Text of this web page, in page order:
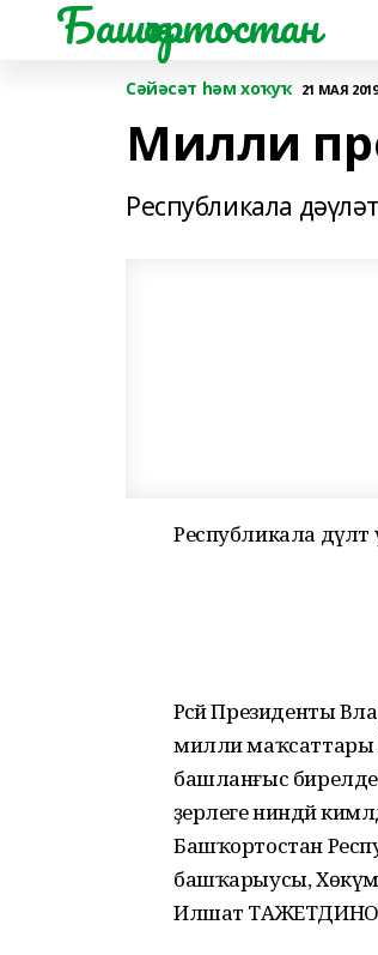
Башҡортостан
Сәйәсәт һәм хоҡуҡ 21 МАЯ
Милли
Республикала
Республикала
Рәсәй Президенты
милли маҡсаттары
башланғыс
әҙерлеге ниндәй
Башҡортостан
башҡарыусы,
Илшат ТАЖЕТДИНОВ